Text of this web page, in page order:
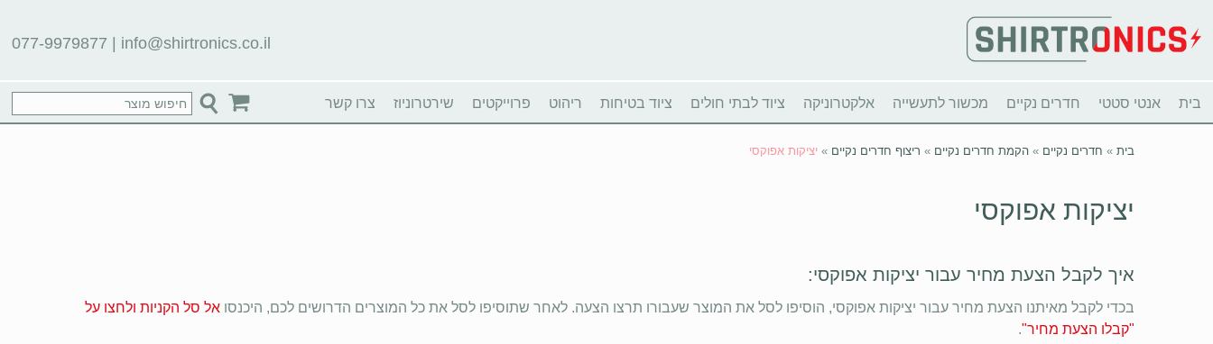
077-9979877 info@shirtronics.co.il
בית אנטי סטטי חדרים נקיים מכשור לתעשייה אלקטרוניקה ציוד לבתי חולים ציוד בטיחות ריהוט פרוייקטים שירטרוניוז צרו קשר
בית » חדרים נקיים » הקמת חדרים נקיים » ריצוף חדרים נקיים » יציקות אפוקסי
יציקות אפוקסי
איך לקבל הצעת מחיר עבור יציקות אפוקסי:
בכדי לקבל מאיתנו הצעת מחיר עבור יציקות אפוקסי, הוסיפו לסל את המוצר שעבורו תרצו הצעה. לאחר שתוסיפו לסל את כל המוצרים הדרושים לכם, היכנסו אל סל הקניות ולחצו על
"קבלו הצעת מחיר".